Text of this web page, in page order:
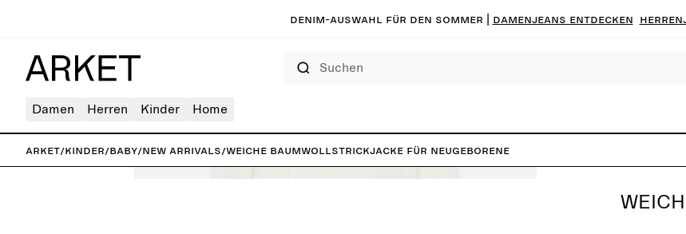
Denim-Auswahl für den Sommer | Damenjeans entdecken
Damen Herren Kinder Home
ARKET/Kinder/Baby/New arrivals/Weiche Baumwollstrickjacke für Neugeborene